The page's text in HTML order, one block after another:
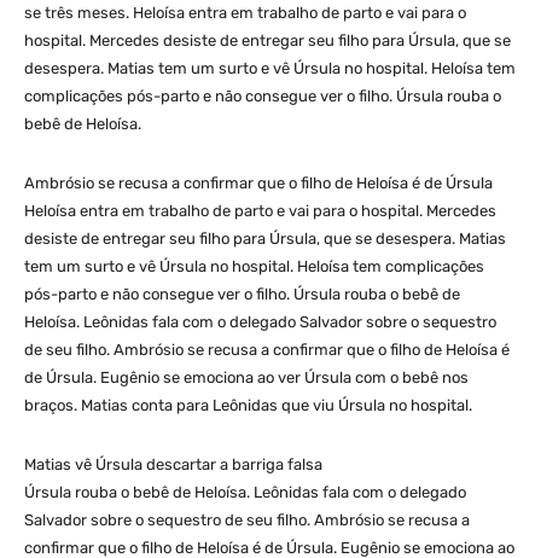
se três meses. Heloísa entra em trabalho de parto e vai para o
hospital. Mercedes desiste de entregar seu filho para Úrsula, que se
desespera. Matias tem um surto e vê Úrsula no hospital. Heloísa tem
complicações pós-parto e não consegue ver o filho. Úrsula rouba o
bebê de Heloísa.
Ambrósio se recusa a confirmar que o filho de Heloísa é de Úrsula
Heloísa entra em trabalho de parto e vai para o hospital. Mercedes
desiste de entregar seu filho para Úrsula, que se desespera. Matias
tem um surto e vê Úrsula no hospital. Heloísa tem complicações
pós-parto e não consegue ver o filho. Úrsula rouba o bebê de
Heloísa. Leônidas fala com o delegado Salvador sobre o sequestro
de seu filho. Ambrósio se recusa a confirmar que o filho de Heloísa é
de Úrsula. Eugênio se emociona ao ver Úrsula com o bebê nos
braços. Matias conta para Leônidas que viu Úrsula no hospital.
Matias vê Úrsula descartar a barriga falsa
Úrsula rouba o bebê de Heloísa. Leônidas fala com o delegado
Salvador sobre o sequestro de seu filho. Ambrósio se recusa a
confirmar que o filho de Heloísa é de Úrsula. Eugênio se emociona ao